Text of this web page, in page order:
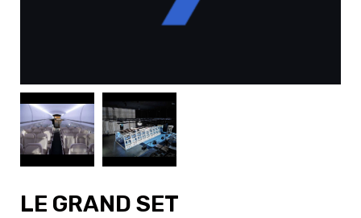
LE GRAND SET